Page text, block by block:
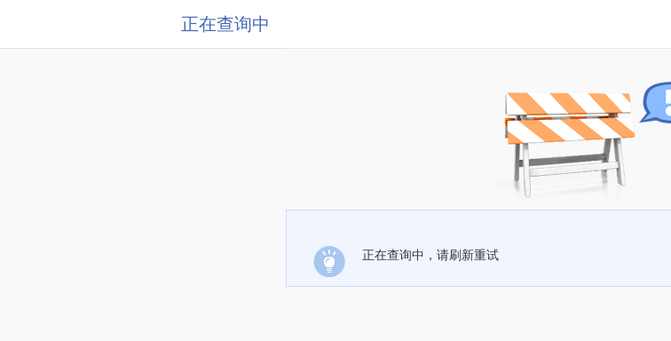
正在查询中
正在查询中，请刷新重试